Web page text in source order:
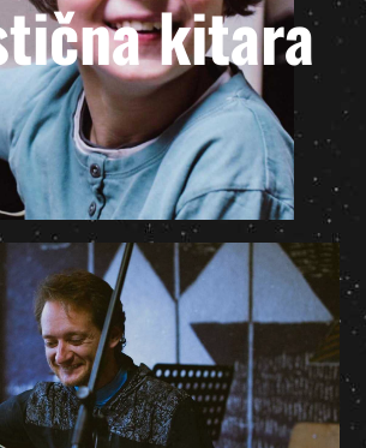
kitara